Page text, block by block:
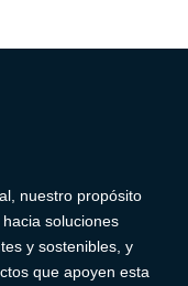
nuestro propósito
soluciones
y sostenibles, y
que apoyen esta